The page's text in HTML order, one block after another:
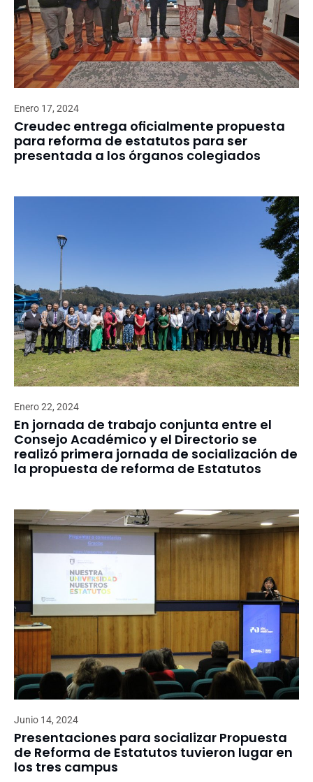
Enero 17, 2024
Creudec entrega oficialmente propuesta
para reforma de estatutos para ser
presentada a los órganos colegiados
Enero 22, 2024
En jornada de trabajo conjunta entre el
Consejo Académico y el Directorio se
realizó primera jornada de socialización de
la propuesta de reforma de Estatutos
Junio 14, 2024
Presentaciones para socializar Propuesta
de Reforma de Estatutos tuvieron lugar en
los tres campus